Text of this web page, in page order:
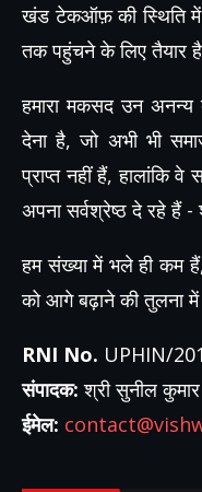
खंड टेकऑफ़ की स्थिति में
तक पहुंचने के लिए तैयार
हमारा मकसद उन अनन्य
देना है, जो अभी भी
प्राप्त नहीं हैं, हालांकि
अपना सर्वश्रेष्ठ दे रहे हैं
हम संख्या में भले ही कम
को आगे बढ़ाने की तुलना
RNI No. UPHIN/
संपादक: श्री सुनील
ईमेल: